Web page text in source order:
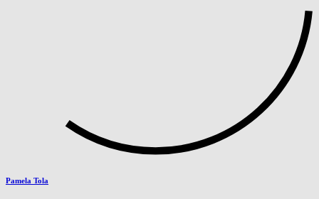
Pamela Tola